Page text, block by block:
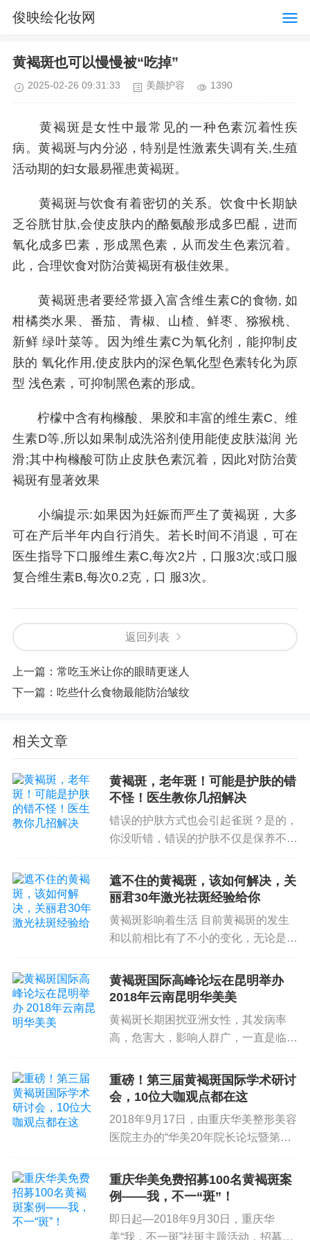
俊映绘化妆网
黄褐斑也可以慢慢被“吃掉”
2025-02-26 09:31:33 美颜护容 1390
黄褐斑是女性中最常见的一种色素沉着性疾
病。黄褐斑与内分泌，特别是性激素失调有关,生殖
活动期的妇女最易罹患黄褐斑。
黄褐斑与饮食有着密切的关系。饮食中长期缺
乏谷胱甘肽,会使皮肤内的酪氨酸形成多巴醌，进而
氧化成多巴素，形成黑色素，从而发生色素沉着。
此，合理饮食对防治黄褐斑有极佳效果。
黄褐斑患者要经常摄入富含维生素C的食物, 如
柑橘类水果、番茄、青椒、山楂、鲜枣、猕猴桃、
新鲜 绿叶菜等。因为维生素C为氧化剂，能抑制皮
肤的 氧化作用,使皮肤内的深色氧化型色素转化为原
型 浅色素，可抑制黑色素的形成。
柠檬中含有枸橼酸、果胶和丰富的维生素C、维
生素D等,所以如果制成洗浴剂使用能使皮肤滋润 光
滑;其中枸橼酸可防止皮肤色素沉着，因此对防治黄
褐斑有显著效果
小编提示:如果因为妊娠而严生了黄褐斑，大多
可在产后半年内自行消失。若长时间不消退，可在
医生指导下口服维生素C,每次2片，口服3次;或口服
复合维生素B,每次0.2克，口 服3次。
返回列表
上一篇： 常吃玉米让你的眼睛更迷人
下一篇： 吃些什么食物最能防治皱纹
相关文章
黄褐斑，老年斑！可能是护肤的错
不怪！医生教你几招解决
错误的护肤方式也会引起雀斑？是的，
你没听错，错误的护肤不仅是保养不到
皮肤造成伤害，雀斑就是其中之一。
1、哪些错误的护肤方法会引起雀斑？
东西或化妆...
遮不住的黄褐斑，该如何解决，关
丽君30年激光祛斑经验给你
黄褐斑影响着生活 目前黄褐斑的发生
和以前相比有了不小的变化，无论是在
绪、化妆品/护肤品滥用等因素作用
下，黄褐斑的发生和治疗越来越处于重
默化的...
黄褐斑国际高峰论坛在昆明举办
2018年云南昆明华美美
黄褐斑长期困扰亚洲女性，其发病率
高，危害大，影响人群广，一直是临床
入研讨黄褐斑治疗难的原因，探寻更好
的治疗方案，由中国整形美容协会皮肤
与整形医师...
重磅！第三届黄褐斑国际学术研讨
会，10位大咖观点都在这
2018年9月17日，由重庆华美整形美容
医院主办的“华美20年院长论坛暨第三
会”在重庆渝中区希尔顿酒店隆重召
开。来自中、英、美、韩四国的百余名
重庆华美免费招募100名黄褐斑案
例――我，不一“斑”！
即日起—2018年9月30日，重庆华
美“我，不一斑”祛斑主题活动，招募